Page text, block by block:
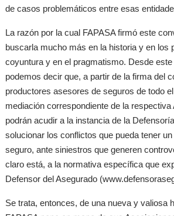
de casos problemáticos entre esas
La razón por la cual FAPASA firmó este
buscarla mucho más en la historia y en los
coyuntura y en el pragmatismo. Desde
podemos decir que, a partir de la firma del
productores asesores de seguros de todo
mediación correspondiente de la respectiva
podrán acudir a la instancia de la
solucionar los conflictos que pueda tener
seguro, ante siniestros que generen
claro está, a la normativa específica que
Defensor del Asegurado
Se trata, entonces, de una nueva y valiosa